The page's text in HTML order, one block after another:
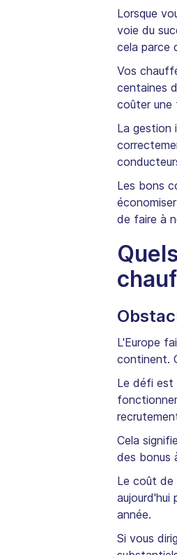
Lorsque
voie du
cela parce
Vos
centaines
coûter une
La gestion
Les bons
de faire à
L'Europe
continent.
Le défi est
Cela
des bonus
Le coût de
année.
Si vous